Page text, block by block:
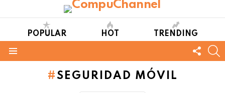
POPULAR HOT TRENDING
US
SEGURIDAD MÓVIL